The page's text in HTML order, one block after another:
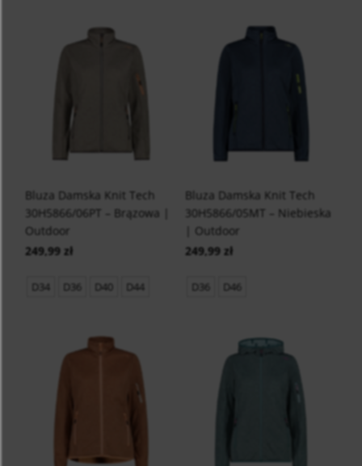
Bluza Damska Knit Tech
30H5866/06PT – Brązowa |
Outdoor
249,99 zł
D34 D36 D40 D44
Bluza Damska Knit Tech
30H5866/05MT – Niebieska
| Outdoor
249,99 zł
D36 D46